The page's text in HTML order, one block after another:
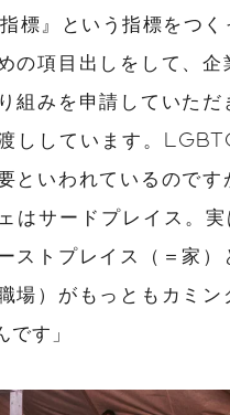
標』という指標をつく
の項目出しをして、企
組みを申請していただ
ししています。
といわれているのです
はサードプレイス。
ストプレイス（＝家）
場）がもっともカミン
す」